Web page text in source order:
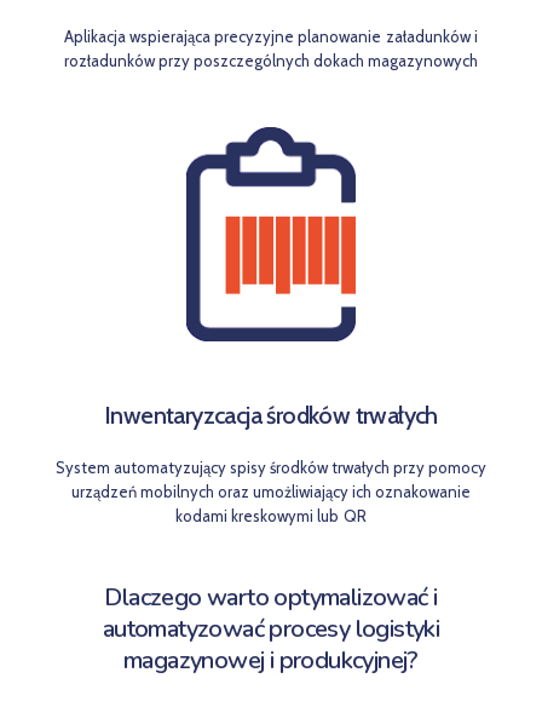
Aplikacja wspierająca precyzyjne planowanie załadunków i
rozładunków przy poszczególnych dokach magazynowych
Inwentaryzcacja środków trwałych
System automatyzujący spisy środków trwałych przy pomocy
urządzeń mobilnych oraz umożliwiający ich oznakowanie
kodami kreskowymi lub QR
Dlaczego warto optymalizowaći
automatyzowaćprocesy logistyki
magazynowej i produkcyjnej?